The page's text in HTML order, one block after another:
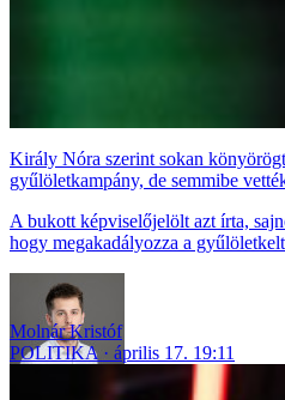
Király Nóra szerint sokan
gyűlöletkampány, de semmibe
A bukott képviselőjelölt azt írta,
hogy megakadályozza a
Molnár Kristóf
POLITIKA
április 17. 19:11